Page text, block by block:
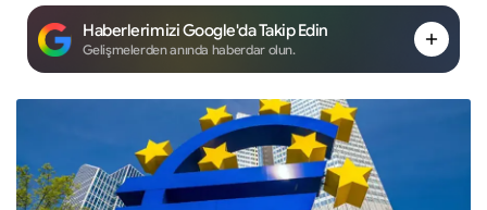
Haberlerimizi Google'da Takip Edin
Gelişmelerden anında haberdar olun.